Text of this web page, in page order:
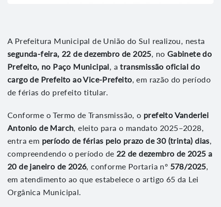
A Prefeitura Municipal de União do Sul realizou, nesta
segunda-feira, 22 de dezembro de 2025, no Gabinete do
Prefeito, no Paço Municipal, atransmissão oficial do
cargo de Prefeito ao Vice-Prefeito, em razão do período
de férias do prefeito titular.
Conforme o Termo de Transmissão, o prefeito Vanderlei
Antonio de March, eleito para o mandato 2025–2028,
entra em período de férias pelo prazo de 30 (trinta) dias,
compreendendo o período de 22 de dezembro de 2025 a
20 de janeiro de 2026, conforme Portaria nº 578/2025,
em atendimento ao que estabelece o artigo 65 da Lei
Orgânica Municipal.